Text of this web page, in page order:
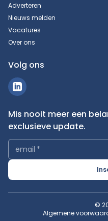
Adverteren
Nieuws melden
Vacatures
Over ons
Volg ons
Mis nooit meer een
exclusieve update.
email *
©
Algemene